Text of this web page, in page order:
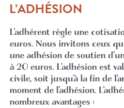
L’ADHÉSION
L'adhérent règle une
euros. Nous invitons ceux
une adhésion de soutien
à 20 euros. L’adhésion est
civile, soit jusqu’à la fin de
moment de l’adhésion.
nombreux avantages :